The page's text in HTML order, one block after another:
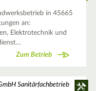
in 45665
an:
Elektrotechnik und
Zum Betrieb
Sanitärfachbetrieb